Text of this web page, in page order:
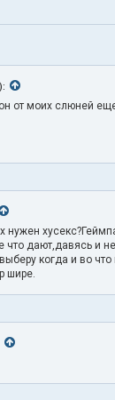
он от моих слюней
нужен
что дают,давясь и
когда и во что
шире.